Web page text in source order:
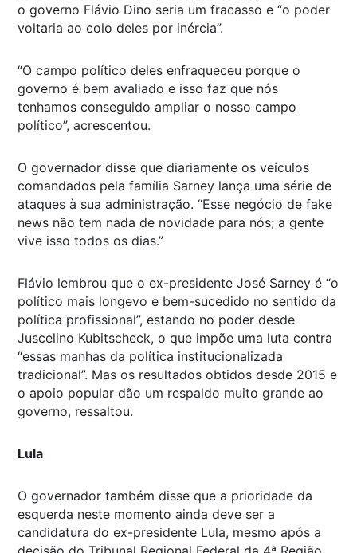
o governo Flávio Dino seria um fracasso e “o poder
voltaria ao colo deles por inércia”.
“O campo político deles enfraqueceu porque o
governo é bem avaliado e isso faz que nós
tenhamos conseguido ampliar o nosso campo
político”, acrescentou.
O governador disse que diariamente os veículos
comandados pela família Sarney lança uma série de
ataques à sua administração. “Esse negócio de fake
news não tem nada de novidade para nós; a gente
vive isso todos os dias.”
Flávio lembrou que o ex-presidente José Sarney é “o
político mais longevo e bem-sucedido no sentido da
política profissional”, estando no poder desde
Juscelino Kubitscheck, o que impõe uma luta contra
“essas manhas da política institucionalizada
tradicional”. Mas os resultados obtidos desde 2015 e
o apoio popular dão um respaldo muito grande ao
governo, ressaltou.
Lula
O governador também disse que a prioridade da
esquerda neste momento ainda deve ser a
candidatura do ex-presidente Lula, mesmo após a